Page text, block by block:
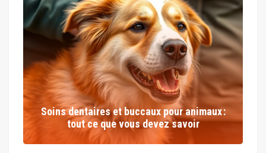
Soins dentaires et buccaux pour animaux :
tout ce que vous devez savoir